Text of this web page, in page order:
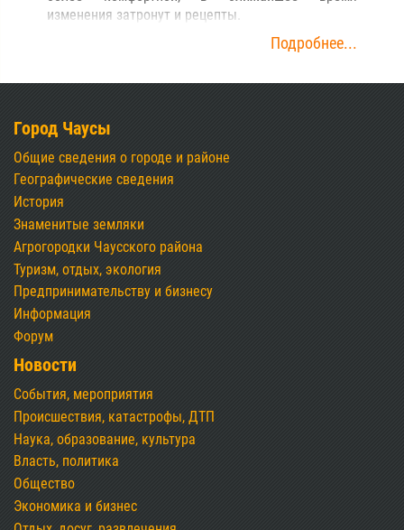
10.04.2023
В Беларуси скоро исчезнут
бумажные рецепты на
лекарства. Их заменят
Технологии развиваются и делают жизнь людей
более комфортной, в ближайшее время
изменения затронут и рецепты.